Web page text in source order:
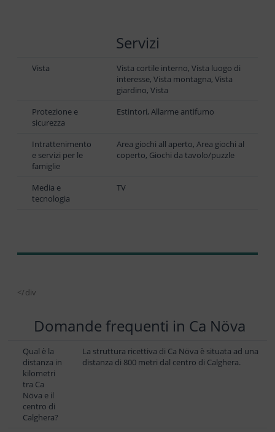
Servizi
Vista
Vista cortile interno, Vista luogo di
interesse, Vista montagna, Vista
giardino, Vista
Protezione e
sicurezza
Estintori, Allarme antifumo
Intrattenimento
e servizi per le
famiglie
Area giochi all aperto, Area giochi al
coperto, Giochi da tavolo/puzzle
Media e
tecnologia
TV
</div
Domande frequenti in Ca Növa
Qual è la
distanza in
kilometri
tra Ca
Növa e il
centro di
Calghera?
La struttura ricettiva di Ca Növa è situata ad una
distanza di 800 metri dal centro di Calghera.